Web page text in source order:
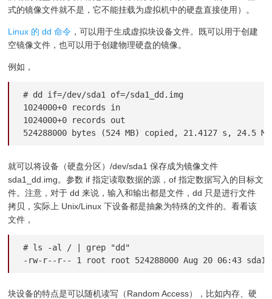
式的镜像文件就不是，它不能挂载为虚拟机中的硬盘直接使用）。
Linux 的 dd 命令 ，可以用于生成虚拟块设备文件。既可以用于创建
空镜像文件，也可以用于创建物理硬盘的镜像。
例如，
# dd if=/dev/sda1 of=/sda1_dd.img
1024000+0 records in
1024000+0 records out
524288000 bytes (524 MB) copied, 21.4127 s, 24.5
就可以将设备（硬盘分区）/dev/sda1 保存成为镜像文件
sda1_dd.img。参数 if 指定读取数据的源，of 指定数据写入的目标文
件。注意，对于 dd 来说，输入和输出都是文件，dd 只是进行文件
拷贝，实际上 Unix/Linux 下设备都是抽象为特殊的文件的。看看该
文件，
# ls -al / | grep "dd"
-rw-r--r-- 1 root root 524288000 Aug 20 06:43
块设备的特点是可以随机读写（Random Access），比如内存、硬